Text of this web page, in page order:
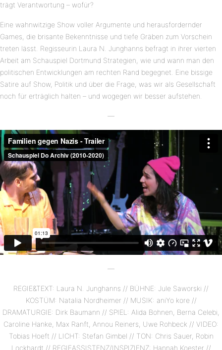
trägt Verantwortung – wofür?
Eine wahnwitzige Show voller Argumente und herausfordernder
Games, die brisante Bekenntnisse und tiefe Gräben zum Vorschein
treten lässt. Regisseurin Laura N. Junghanns befragt in ihrer vierten
Arbeit am Schauspiel Dortmund Strategien, wie und wann man den
politischen Entwicklungen am rechten Rand begegnet. Eine bissige
Satire auf Show, Politik und über die Frage, was wir als Gesellschaft
noch für erträglich halten – und wogegen wir besser aufstehen.
—
—
REGIE&TEXT: Laura N. Junghanns // BÜHNE: Jule Saworski //
KOSTÜM: Natalia Nordheimer // MUSIK: aniYo kore //
DRAMATURGIE: Dirk Baumann // SPIEL: Alida Bohnen, Berna Celebi,
Caroline Hanke, Max Ranft, Annou Reiners, Uwe Rohbeck // VIDEO:
Tobias Hoeft // LICHT: Stefan Gimbel // TON: Chris Sauer, Robin
Lockhardt // REGIEASSISTENZ/INSPIZIENZ: Hannah Koester //